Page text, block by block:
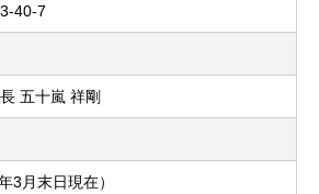
40-7
五十嵐 祥剛
3月末日現在）